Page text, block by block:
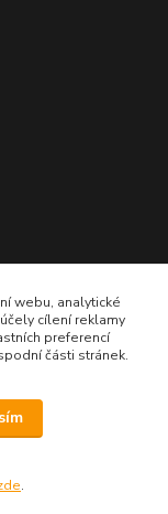
webu, analytické
cílení reklamy
preferencí
části stránek.
.